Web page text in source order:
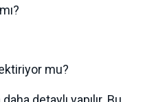
mu?